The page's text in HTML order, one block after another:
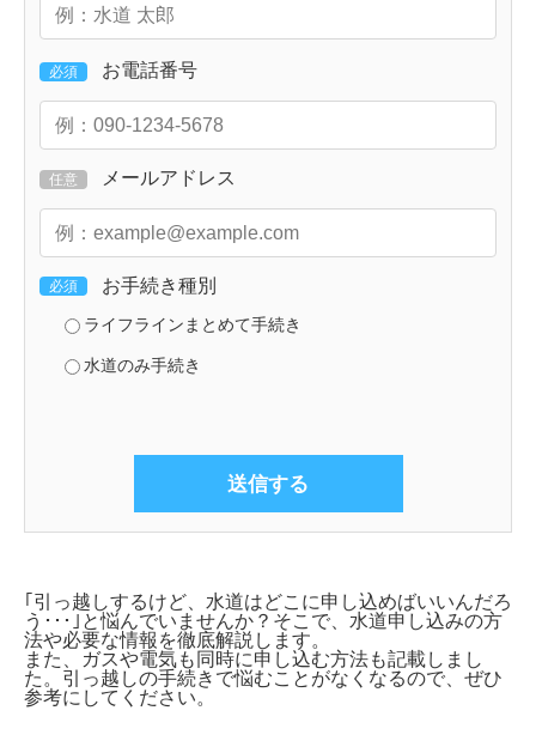
必須 お電話番号
任意 メールアドレス
必須 お手続き種別
ライフラインまとめて手続き
水道のみ手続き
｢引っ越しするけど、水道はどこに申し込めばいいんだろ
う･･･｣と悩んでいませんか？そこで、 水道申し込みの方
法や必要な情報を徹底解説します。
また、ガスや電気も同時に申し込む方法も記載しまし
た。引っ越しの手続きで悩むことがなくなるので、ぜひ
参考にしてください。